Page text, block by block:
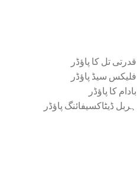
قدرتی تل کا پاؤڈر
فلیکس سیڈ پاؤڈر
بادام کا پاؤڈر
ہربل ڈیٹاکسیفائنگ پاؤڈر